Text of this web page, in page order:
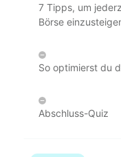
7 Tipps, um
Börse
So optimierst du
Abschluss-Quiz